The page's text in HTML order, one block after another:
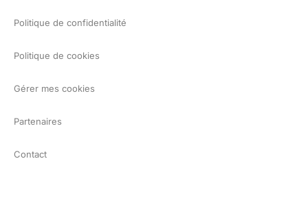
Politique de confidentialité
Politique de cookies
Gérer mes cookies
Partenaires
Contact